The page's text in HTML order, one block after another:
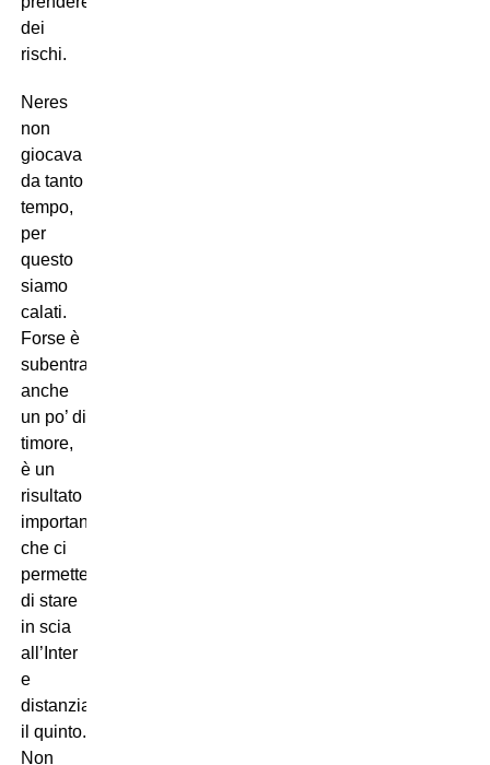
dei
rischi.
Neres
non
giocava
da tanto
tempo,
per
questo
siamo
calati.
Forse è
subentrato
anche
un po’ di
timore,
è un
risultato
importante
che ci
permette
di stare
in scia
all’Inter
e
distanzia
il quinto.
Non